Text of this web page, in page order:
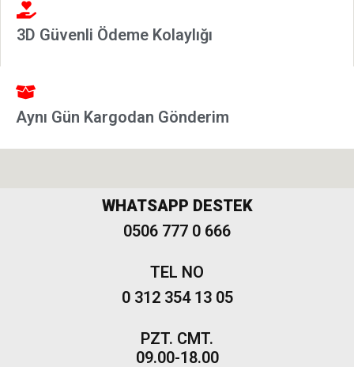
2006
Puntoevo
Egea
3D Güvenli Ödeme Kolaylığı
Aynı Gün Kargodan Gönderim
WHATSAPP DESTEK
0506 777 0 666
TEL NO
0 312 354 13 05
PZT. CMT.
09.00-18.00